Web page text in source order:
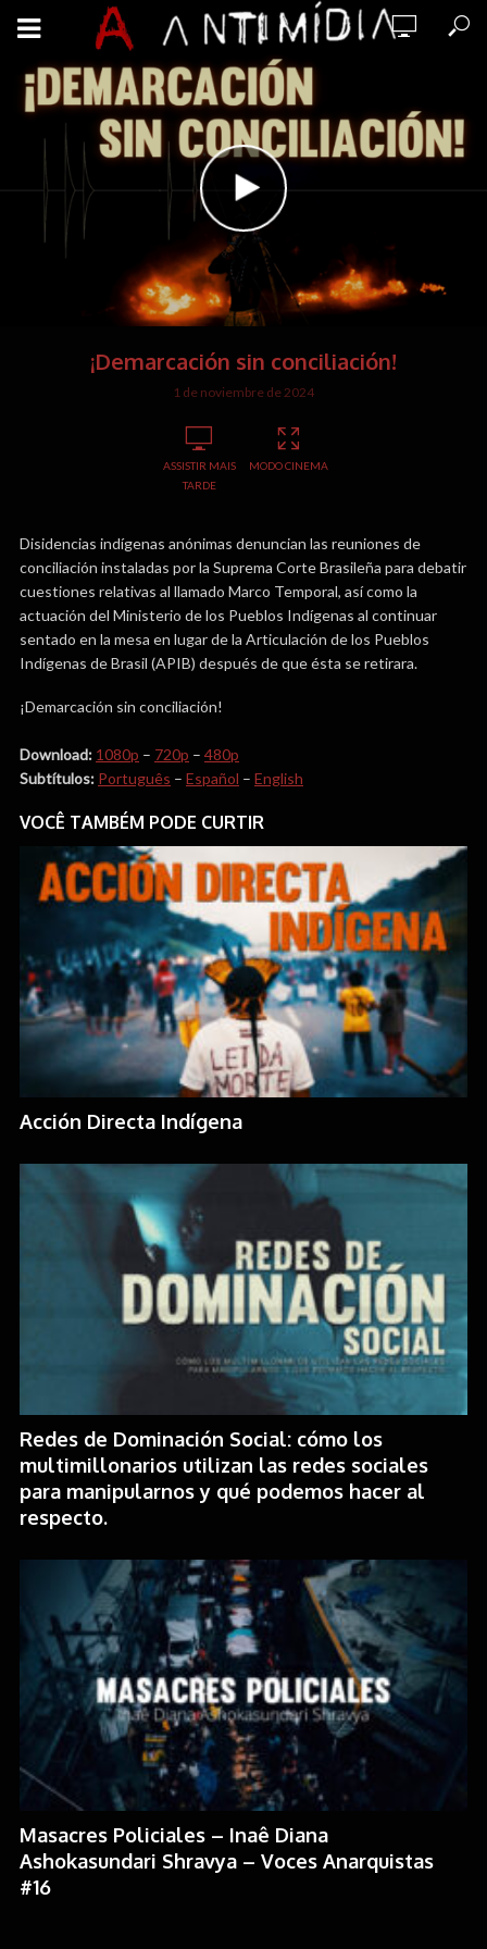
¡Demarcación sin conciliación!
1 de noviembre de 2024
ASSISTIR MAIS
TARDE
MODO CINEMA
Disidencias indígenas anónimas denuncian las reuniones de
conciliación instaladas por la Suprema Corte Brasileña para debatir
cuestiones relativas al llamado Marco Temporal, así como la
actuación del Ministerio de los Pueblos Indígenas al continuar
sentado en la mesa en lugar de la Articulación de los Pueblos
Indígenas de Brasil (APIB) después de que ésta se retirara.
¡Demarcación sin conciliación!
Download: 1080p – 720p – 480p
Subtítulos: Português – Español – English
VOCÊ TAMBÉM PODE CURTIR
Acción Directa Indígena
Redes de Dominación Social: cómo los
multimillonarios utilizan las redes sociales
para manipularnos y qué podemos hacer al
respecto.
Masacres Policiales – Inaê Diana
Ashokasundari Shravya – Voces Anarquistas
#16